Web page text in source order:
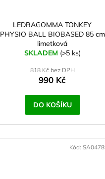
LEDRAGOMMA TONKEY
PHYSIO BALL BIOBASED 85 cm
limetková
SKLADEM (>5 ks)
818 Kč bez DPH
990 Kč
DO KOŠÍKU
Kód: